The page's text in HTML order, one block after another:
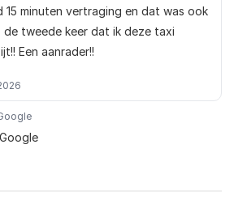
15 minuten vertraging en dat was ook
de tweede keer dat ik deze taxi
Een aanrader!!